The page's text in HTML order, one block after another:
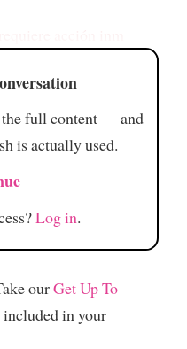
the full content — and
is actually used.
Log in.
ourGet Up To
included in your